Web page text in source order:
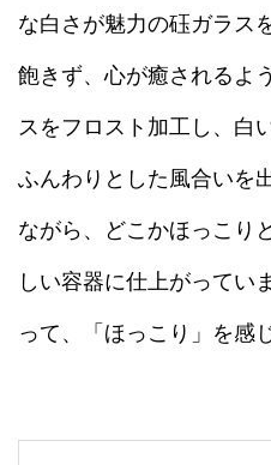
な白さが魅力の砡ガラス
飽きず、心が癒されるよ
スをフロスト加工し、白
ふんわりとした風合いを
ながら、どこかほっこり
しい容器に仕上がってい
って、「ほっこり」を感